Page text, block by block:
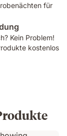
für
Kein Problem!
kostenlos